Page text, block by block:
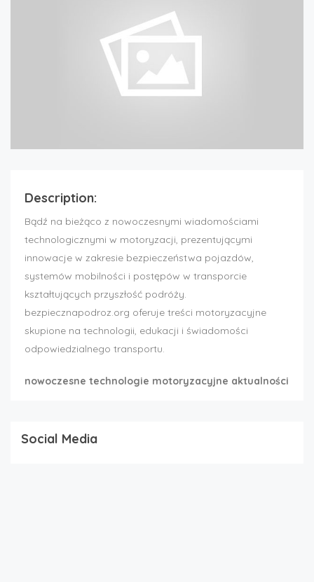
Description:
Bądź na bieżąco z nowoczesnymi wiadomościami
technologicznymi w motoryzacji, prezentującymi
innowacje w zakresie bezpieczeństwa pojazdów,
systemów mobilności i postępów w transporcie
kształtujących przyszłość podróży.
bezpiecznapodroz.org oferuje treści motoryzacyjne
skupione na technologii, edukacji i świadomości
odpowiedzialnego transportu.
nowoczesne technologie motoryzacyjne aktualności
Social Media